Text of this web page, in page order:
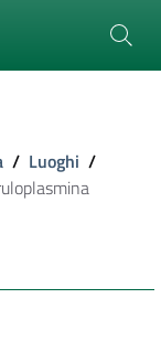
/ Luoghi /